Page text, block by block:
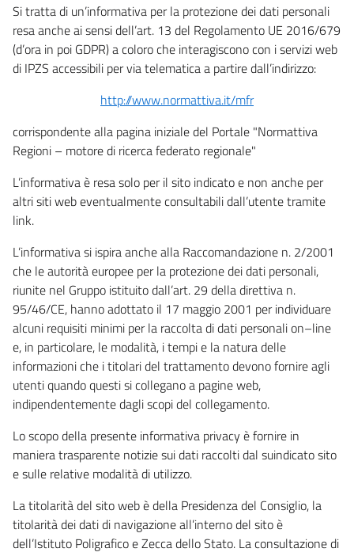
Si tratta di un’informativa per la protezione dei dati personali
resa anche ai sensi dell’art. 13 del Regolamento UE 2016/679
(d’ora in poi GDPR) a coloro che interagiscono con i servizi web
di IPZS accessibili per via telematica a partire dall’indirizzo:
http://www.normattiva.it/mfr
corrispondente alla pagina iniziale del Portale "Normattiva
Regioni – motore di ricerca federato regionale"
L’informativa è resa solo per il sito indicato e non anche per
altri siti web eventualmente consultabili dall’utente tramite
link.
L’informativa si ispira anche alla Raccomandazione n. 2/2001
che le autorità europee per la protezione dei dati personali,
riunite nel Gruppo istituito dall’art. 29 della direttiva n.
95/46/CE, hanno adottato il 17 maggio 2001 per individuare
alcuni requisiti minimi per la raccolta di dati personali on–line
e, in particolare, le modalità, i tempi e la natura delle
informazioni che i titolari del trattamento devono fornire agli
utenti quando questi si collegano a pagine web,
indipendentemente dagli scopi del collegamento.
Lo scopo della presente informativa privacy è fornire in
maniera trasparente notizie sui dati raccolti dal suindicato sito
e sulle relative modalità di utilizzo.
La titolarità del sito web è della Presidenza del Consiglio, la
titolarità dei dati di navigazione all’interno del sito è
dell’Istituto Poligrafico e Zecca dello Stato. La consultazione di